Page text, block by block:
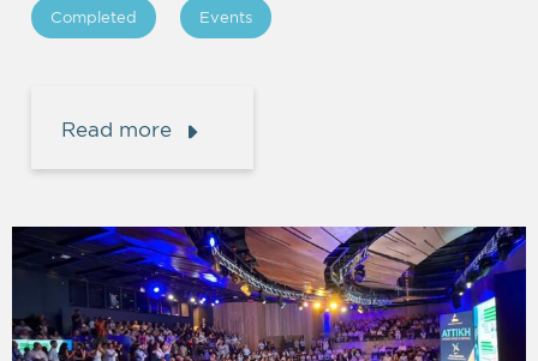
Completed Events
Read more